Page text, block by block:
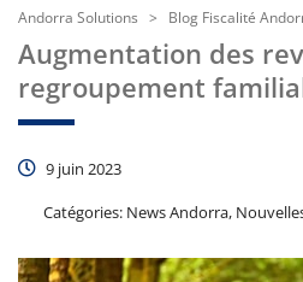
Andorra Solutions > Blog Fiscalité
Augmentation des
regroupement
9 juin 2023
Catégories: News Andorra,